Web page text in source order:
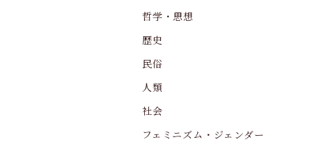
哲学・思想
歴史
民俗
人類
社会
フェミニズム・ジェンダー